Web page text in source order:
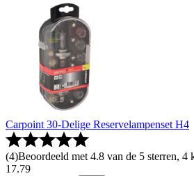
Carpoint 30-Delige Reservelampenset H4
(4)Beoordeeld met 4.8 van de 5 sterren, 4
17.79